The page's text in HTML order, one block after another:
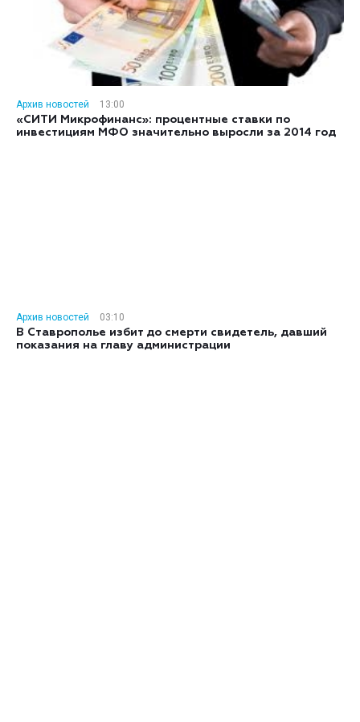
Архив новостей
13:00
«СИТИ Микрофинанс»: процентные ставки по
инвестициям МФО значительно выросли за 2014 год
Архив новостей
03:10
В Ставрополье избит до смерти свидетель, давший
показания на главу администрации